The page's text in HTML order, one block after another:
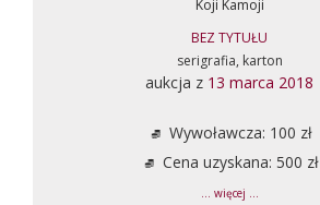
Koji Kamoji
BEZ TYTUŁU
serigrafia, karton
aukcja z 13 marca 2018
Wywoławcza: 100 zł
Cena uzyskana: 500 zł
... więcej ...